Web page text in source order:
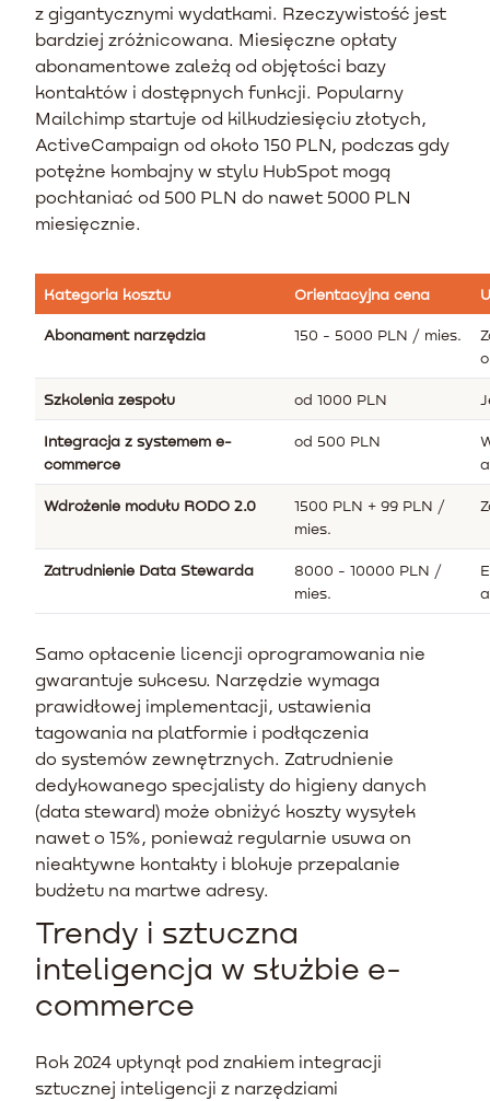
z gigantycznymi wydatkami. Rzeczywistość jest
bardziej zróżnicowana. Miesięczne opłaty
abonamentowe zależą od objętości bazy
kontaktów i dostępnych funkcji. Popularny
Mailchimp startuje od kilkudziesięciu złotych,
ActiveCampaign od około 150 PLN, podczas gdy
potężne kombajny w stylu HubSpot mogą
pochłaniać od 500 PLN do nawet 5000 PLN
miesięcznie.
Kategoria kosztu Orientacyjna cena
Abonament narzędzia 150 - 5000 PLN / mies.
Szkolenia zespołu od 1000 PLN
Integracja z systemem e-
commerce
od 500 PLN
Wdrożenie modułu RODO 2.0
1500 PLN + 99 PLN /
mies.
Zatrudnienie Data Stewarda
8000 - 10000 PLN /
mies.
Samo opłacenie licencji oprogramowania nie
gwarantuje sukcesu. Narzędzie wymaga
prawidłowej implementacji, ustawienia
tagowania na platformie i podłączenia
do systemów zewnętrznych. Zatrudnienie
dedykowanego specjalisty do higieny danych
(data steward) może obniżyć koszty wysyłek
nawet o 15%, ponieważ regularnie usuwa on
nieaktywne kontakty i blokuje przepalanie
budżetu na martwe adresy.
Trendy i sztuczna
inteligencja w służbie e-
commerce
Rok 2024 upłynął pod znakiem integracji
sztucznej inteligencji z narzędziami